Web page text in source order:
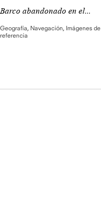
Barco abandonado en el...
Geografía, Navegación, Imágenes de
referencia